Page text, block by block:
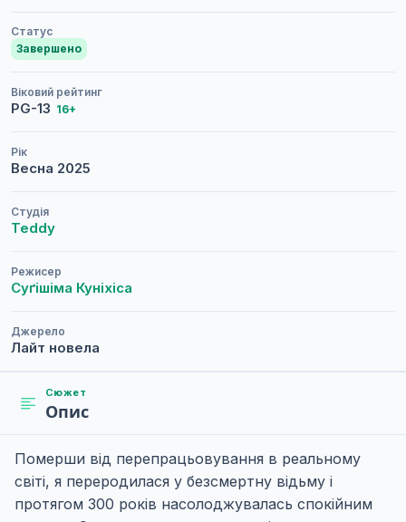
Статус
Завершено
Віковий рейтинг
PG-13 16+
Рік
Весна 2025
Студія
Teddy
Режисер
Суґішіма Куніхіса
Джерело
Лайт новела
Сюжет
Опис
Померши від перепрацьовування в реальному
світі, я переродилася у безсмертну відьму і
протягом 300 років насолоджувалась спокійним